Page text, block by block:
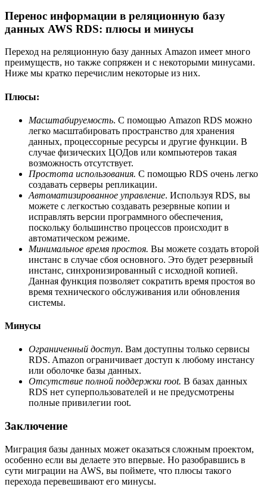
Перенос информации в реляционную базу
данных AWS RDS: плюсы и минусы
Переход на реляционную базу данных Amazon имеет много
преимуществ, но также сопряжен и с некоторыми минусами.
Ниже мы кратко перечислим некоторые из них.
Плюсы:
Масштабируемость. С помощью Amazon RDS можно
легко масштабировать пространство для хранения
данных, процессорные ресурсы и другие функции. В
случае физических ЦОДов или компьютеров такая
возможность отсутствует.
Простота использования. С помощью RDS очень легко
создавать серверы репликации.
Автоматизированное управление. Используя RDS, вы
можете с легкостью создавать резервные копии и
исправлять версии программного обеспечения,
поскольку большинство процессов происходит в
автоматическом режиме.
Минимальное время простоя. Вы можете создать второй
инстанс в случае сбоя основного. Это будет резервный
инстанс, синхронизированный с исходной копией.
Данная функция позволяет сократить время простоя во
время технического обслуживания или обновления
системы.
Минусы
Ограниченный доступ. Вам доступны только сервисы
RDS. Amazon ограничивает доступ к любому инстансу
или оболочке базы данных.
Отсутствие полной поддержки root. В базах данных
RDS нет суперпользователей и не предусмотрены
полные привилегии root.
Заключение
Миграция базы данных может оказаться сложным проектом,
особенно если вы делаете это впервые. Но разобравшись в
сути миграции на AWS, вы поймете, что плюсы такого
перехода перевешивают его минусы.